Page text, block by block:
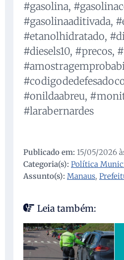
#gasolina,
#gasolinaaditivada,
#etanolhidratado,
#diesels10, #precos,
#onildaabreu,
#larabernardes
Publicado em: 15/05/2026
Categoria(s): Política
Assunto(s): Manaus,
Leia também: